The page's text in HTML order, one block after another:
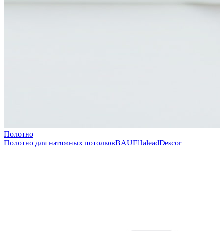
Полотно
Полотно для натяжных потолковBAUFHaleadDescor